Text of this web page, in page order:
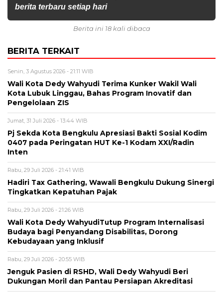
berita terbaru setiap hari
Berita ini 18 kali dibaca
BERITA TERKAIT
Senin, 3 Agustus 2026 - 21:11 WIB
Wali Kota Dedy Wahyudi Terima Kunker Wakil Wali
Kota Lubuk Linggau, Bahas Program Inovatif dan
Pengelolaan ZIS
Jumat, 31 Juli 2026 - 13:44 WIB
Pj Sekda Kota Bengkulu Apresiasi Bakti Sosial Kodim
0407 pada Peringatan HUT Ke-1 Kodam XXI/Radin
Inten
Rabu, 29 Juli 2026 - 21:41 WIB
Hadiri Tax Gathering, Wawali Bengkulu Dukung Sinergi
Tingkatkan Kepatuhan Pajak
Rabu, 29 Juli 2026 - 21:26 WIB
Wali Kota Dedy WahyudiTutup Program Internalisasi
Budaya bagi Penyandang Disabilitas, Dorong
Kebudayaan yang Inklusif
Rabu, 29 Juli 2026 - 20:55 WIB
Jenguk Pasien di RSHD, Wali Dedy Wahyudi Beri
Dukungan Moril dan Pantau Persiapan Akreditasi